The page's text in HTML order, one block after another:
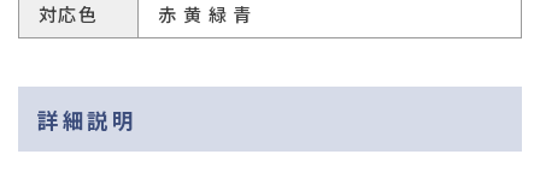
対応色
赤 黄 緑 青
詳細説明